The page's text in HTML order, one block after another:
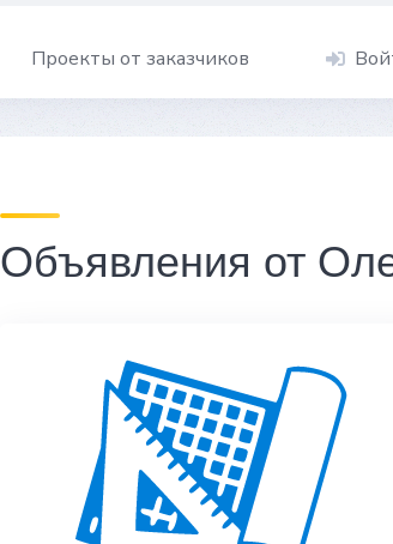
Проекты от заказчиков
Объявления от